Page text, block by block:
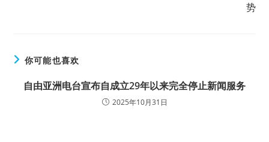
势
你可能也喜欢
自由亚洲电台宣布自成立29年以来完全停止新闻服务
2025年10月31日